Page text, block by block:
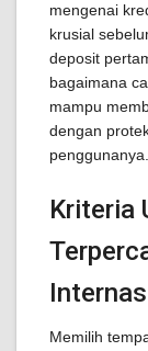
mengenai
krusial
deposit
bagaimana
mampu
dengan
penggunanya.
Kriteria
Memilih